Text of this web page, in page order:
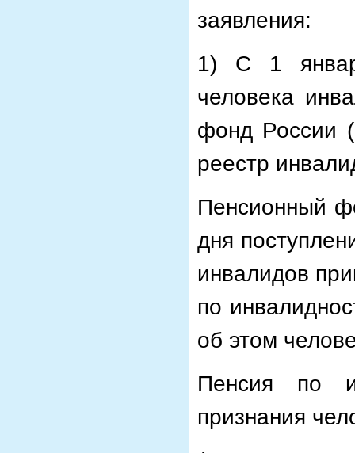
заявления:
1) С 1
человека
фонд России
реестр
Пенсионный
дня
инвалидов
по
об этом
Пенсия по
признания